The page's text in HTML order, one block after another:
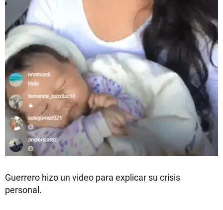
Guerrero hizo un video para explicar su crisis
personal.